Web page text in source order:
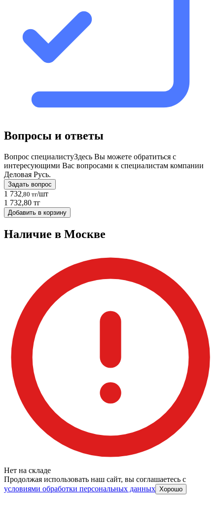
Вопросы и ответы
Вопрос специалистуЗдесь Вы можете обратиться с
интересующими Вас вопросами к специалистам компании
Деловая Русь.
Задать вопрос
1 732 ,80 тг/шт
1 732,80 тг
Добавить в корзину
Наличие в Москвe
Нет на складе
Продолжая использовать наш сайт, вы соглашаетесь c
условиями обработки персональных данных Хорошо